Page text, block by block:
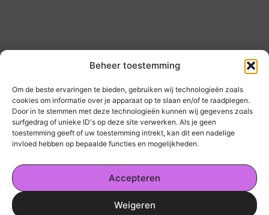
Beheer toestemming
Om de beste ervaringen te bieden, gebruiken wij technologieën zoals
cookies om informatie over je apparaat op te slaan en/of te raadplegen.
Door in te stemmen met deze technologieën kunnen wij gegevens zoals
surfgedrag of unieke ID's op deze site verwerken. Als je geen
toestemming geeft of uw toestemming intrekt, kan dit een nadelige
invloed hebben op bepaalde functies en mogelijkheden.
Accepteren
Weigeren
kickinsite.nl – Echt, eerlijk, alles wat telt.
Een verzameling van blogs en artikelen die
een breed scala aan onderwerpen uit het
dagelijks leven behandelen.